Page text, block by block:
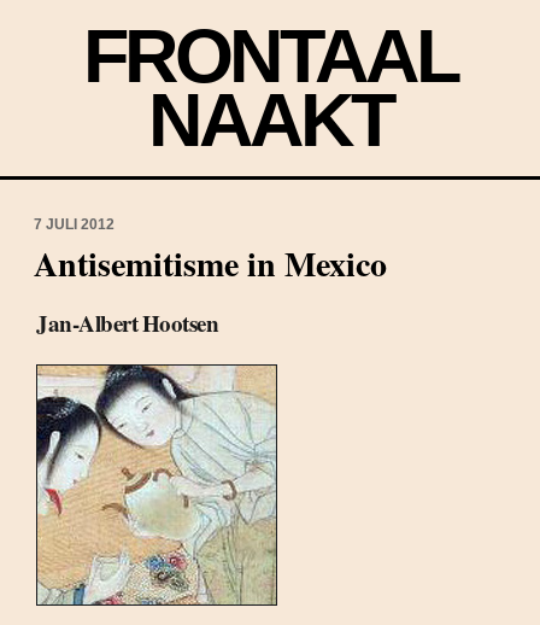
FRONTAAL
NAAKT
7 JULI 2012
Antisemitisme in Mexico
Jan-Albert Hootsen